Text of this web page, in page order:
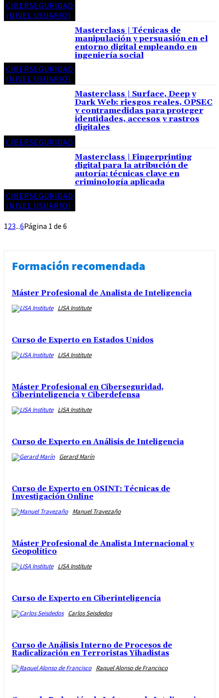
CIBERSEGURIDAD
(NIVEL USUARIO)
CIBERSEGURIDAD
(NIVEL USUARIO)
Masterclass | Técnicas de
manipulación y persuasión en el
entorno digital empleando en
ingeniería social
CIBERSEGURIDAD
Masterclass | Surface, Deep y
Dark Web: riesgos reales, OPSEC
y contramedidas para proteger
identidades, accesos y rastros
digitales
CIBERSEGURIDAD
(NIVEL USUARIO)
Masterclass | Fingerprinting
digital para la atribución de
autoría: técnicas clave en
criminología aplicada
123...6Página 1 de 6
Formación recomendada
Máster Profesional de Analista de Inteligencia
LISA Institute
Curso de Experto en Estados Unidos
LISA Institute
Máster Profesional en Ciberseguridad,
Ciberinteligencia y Ciberdefensa
LISA Institute
Curso de Experto en Análisis de Inteligencia
Gerard Marín
Curso de Experto en OSINT: Técnicas de
Investigación Online
Manuel Travezaño
Máster Profesional de Analista Internacional y
Geopolítico
LISA Institute
Curso de Experto en Ciberinteligencia
Carlos Seisdedos
Curso de Análisis Interno de Procesos de
Radicalización en Terroristas Yihadistas
Raquel Alonso de Francisco